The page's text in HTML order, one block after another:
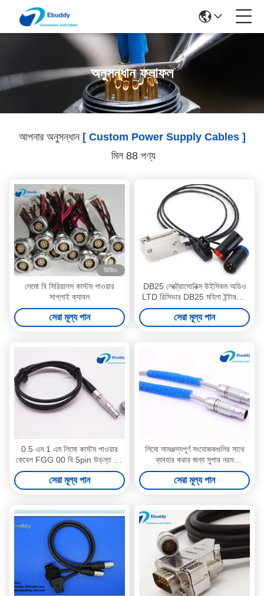
অনুসন্ধান ফলাফল
আপনার অনুসন্ধান [ Custom Power Supply Cables ]
মিল 88 পণ্য
ভিডিও
লেমো বি সিরিয়ালস কাস্টম পাওয়ার
সাপ্লাই ক্যাবল
সেরা মূল্য পান
DB25 লেক্ট্রোসোনিক্স উইসিকম অডিও
LTD রিসিভার DB25 মহিলা ইন্টারফেস
অডিও আউটপুট Dtap XLR 3Pin
পাওয়ার সাপ্লাই ক্যাবল
সেরা মূল্য পান
0.5 এম 1 এম লিমো কাস্টম পাওয়ার
কেবেল FGG 00 বি 5pin উড়ন্ত ঢাল
FGG.00.305.CLAD সঙ্গে তারের
নেতৃস্থানীয়
সেরা মূল্য পান
লিমো সামঞ্জস্যপূর্ণ সংযোজকগুলির সাথে
ব্যবহার করার জন্য সুপার নরম
flexibale medcal জন্য কাস্টম
শক্তি তারগুলি
সেরা মূল্য পান